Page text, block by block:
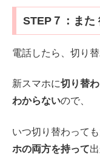
STEP７：また
電話したら、切り
新スマホに切り替
わからないので、
いつ切り替わって
ホの両方を持って